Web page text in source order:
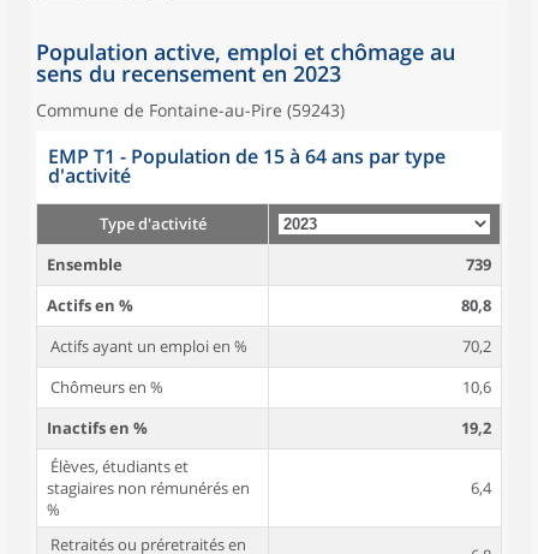
Population active, emploi et chômage au
sens du recensement en 2023
Commune de Fontaine-au-Pire (59243)
EMP T1 - Population de 15 à 64 ans par type
d'activité
Type d'activité
Ensemble
739
Actifs en %
80,8
Actifs ayant un emploi en %
70,2
Chômeurs en %
10,6
Inactifs en %
19,2
Élèves, étudiants et
stagiaires non rémunérés en
%
6,4
Retraités ou préretraités en